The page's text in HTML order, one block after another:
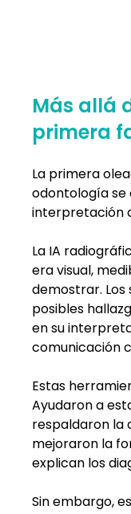
Más allá
primera
La primera
odontología
interpretación
La IA
era visual,
demostrar.
posibles
en su
comunicación
Estas
Ayudaron a
respaldaron la
mejoraron la
explican los
Sin embargo,